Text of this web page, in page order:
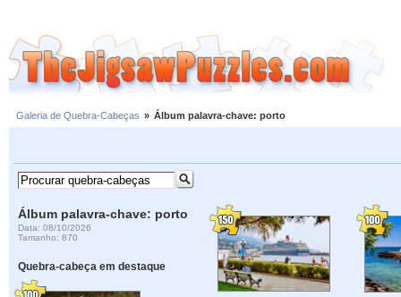
Galeria de Quebra-Cabeças » Álbum palavra-chave: porto
Álbum palavra-chave: porto
Data: 08/10/2026
Tamanho: 870
Quebra-cabeça em destaque